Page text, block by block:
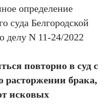
определение
суда Белгородской
делу N 11-24/2022
повторно в суд с
расторжении брака,
исковых